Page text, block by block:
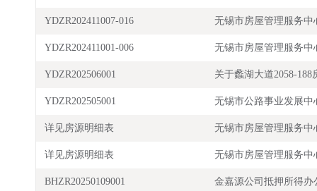
YDZR202411007-016 无锡市房屋管理服务
YDZR202411001-006 无锡市房屋管理服务
YDZR202506001 关于蠡湖大道2058-188
YDZR202505001 无锡市公路事业发展
详见房源明细表 无锡市房屋管理服务
详见房源明细表 无锡市房屋管理服务
BHZR20250109001 金嘉源公司抵押所得办